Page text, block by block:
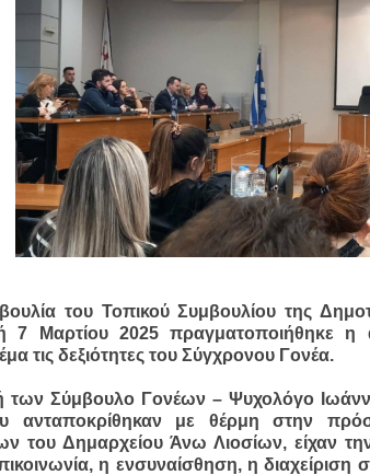
του Τοπικού Συμβουλίου της
7 Μαρτίου 2025 πραγματοποιήθηκε η
τις δεξιότητες του Σύγχρονου Γονέα.
των Σύμβουλο Γονέων – Ψυχολόγο
ανταποκρίθηκαν με θέρμη στην
του Δημαρχείου Άνω Λιοσίων, είχαν
η ενσυναίσθηση, η διαχείριση